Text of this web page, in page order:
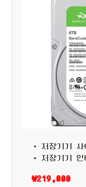
저장기기
저장기기 인
₩219,000